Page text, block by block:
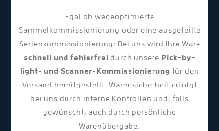
Egal ob wegeoptimierte
Sammelkommissionierung oder eine ausgefeilte
Serienkommissionierung: Bei uns wird Ihre Ware
schnell und fehlerfrei durch unsere Pick-by-
light- und Scanner-Kommissionierung für den
Versand bereitgestellt. Warensicherheit erfolgt
bei uns durch interne Kontrollen und, falls
gewünscht, auch durch persönliche
Warenübergabe.